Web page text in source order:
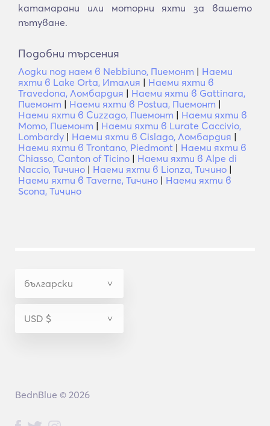
катамарани или моторни яхти за вашето
пътуване.
Подобни търсения
Лодки под наем в Nebbiuno, Пиемонт | Наеми
яхти в Lake Orta, Италия | Наеми яхти в
Travedona, Ломбардия | Наеми яхти в Gattinara,
Пиемонт | Наеми яхти в Postua, Пиемонт |
Наеми яхти в Cuzzago, Пиемонт | Наеми яхти в
Momo, Пиемонт | Наеми яхти в Lurate Caccivio,
Lombardy | Наеми яхти в Cislago, Ломбардия |
Наеми яхти в Trontano, Piedmont | Наеми яхти в
Chiasso, Canton of Ticino | Наеми яхти в Alpe di
Naccio, Тичино | Наеми яхти в Lionza, Тичино |
Наеми яхти в Taverne, Тичино | Наеми яхти в
Scona, Тичино
BednBlue © 2026